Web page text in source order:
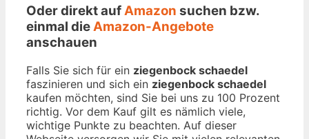
Oder direkt aufAmazon suchen bzw.
einmal dieAmazon-Angebote
anschauen
Falls Sie sich für ein ziegenbock schaedel
faszinieren und sich ein ziegenbock schaedel
kaufen möchten, sind Sie bei uns zu 100 Prozent
richtig. Vor dem Kauf gilt es nämlich viele,
wichtige Punkte zu beachten. Auf dieser